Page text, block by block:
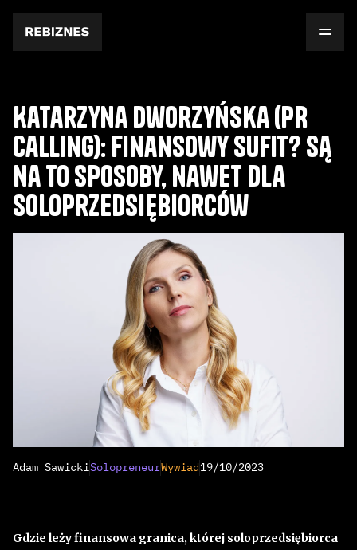
Katarzyna Dworzyńska (PR
Calling): Finansowy sufit? Są
na to sposoby, nawet dla
soloprzedsiębiorców
Adam SawickiSolopreneurWywiad19/10/2023
Gdzie leży finansowa granica, której soloprzedsiębiorca